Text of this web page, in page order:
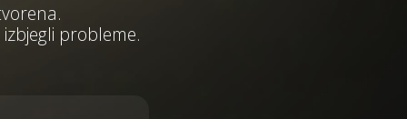
probleme.